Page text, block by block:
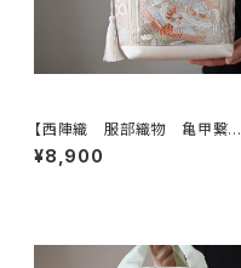
【西陣織 服部織物 亀甲繋ぎ
に鳳凰・花模様 帯リメイク ト
ートバッグ】日常使い、結婚式、パ
¥8,900